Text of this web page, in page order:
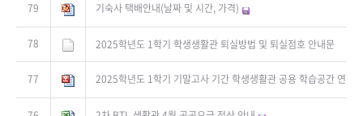
79 기숙사 택배안내(날짜 및 시간, 가격)
78 2025학년도 1학기 학생생활관 퇴실방법 및 퇴실점호 안내문
77 2025학년도 1학기 기말고사 기간 학생생활관 공용 학습공간 연장